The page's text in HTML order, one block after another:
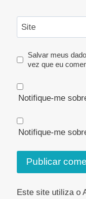
Site
Salvar meus
vez que eu
Notifique-me
Notifique-me
Este site utiliza o